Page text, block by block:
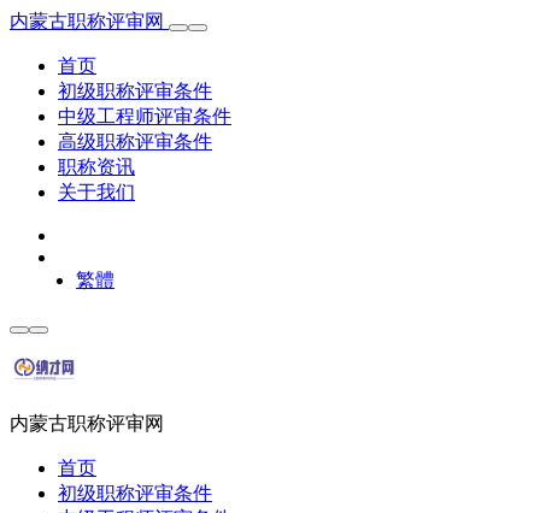
内蒙古职称评审网
首页
初级职称评审条件
中级工程师评审条件
高级职称评审条件
职称资讯
关于我们
繁體
内蒙古职称评审网
首页
初级职称评审条件